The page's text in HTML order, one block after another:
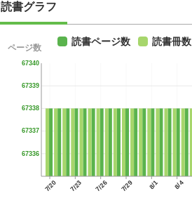
読書グラフ
7/20 7/23 7/26 7/29 8/1 8/4
67336
67337
67338
67339
67340
ページ数
読書ページ数 読書冊数